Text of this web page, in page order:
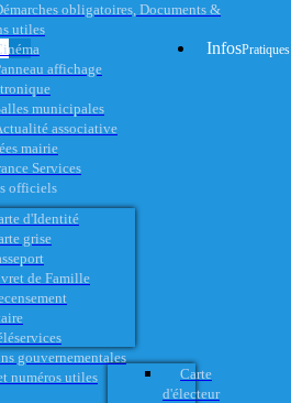
obligatoires, Documents &
utiles
affichage
municipales
associative
InfosPratiques
mairie
Services
officiels
d'Identité
grise
de Famille
gouvernementales
numéros utiles
Carte
d'électeur